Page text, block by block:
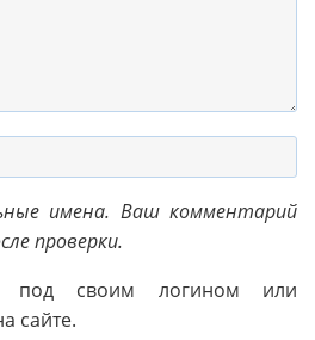
имена. Ваш комментарий
проверки.
под своим логином или
сайте.